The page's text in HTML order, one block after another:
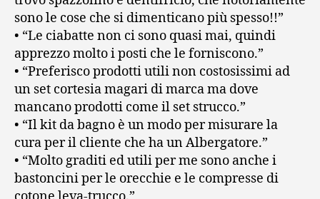
sono le cose che si dimenticano più spesso!!”
• “Le ciabatte non ci sono quasi mai, quindi
apprezzo molto i posti che le forniscono.”
• “Preferisco prodotti utili non costosissimi ad
un set cortesia magari di marca ma dove
mancano prodotti come il set strucco.”
• “Il kit da bagno è un modo per misurare la
cura per il cliente che ha un Albergatore.”
• “Molto graditi ed utili per me sono anche i
bastoncini per le orecchie e le compresse di